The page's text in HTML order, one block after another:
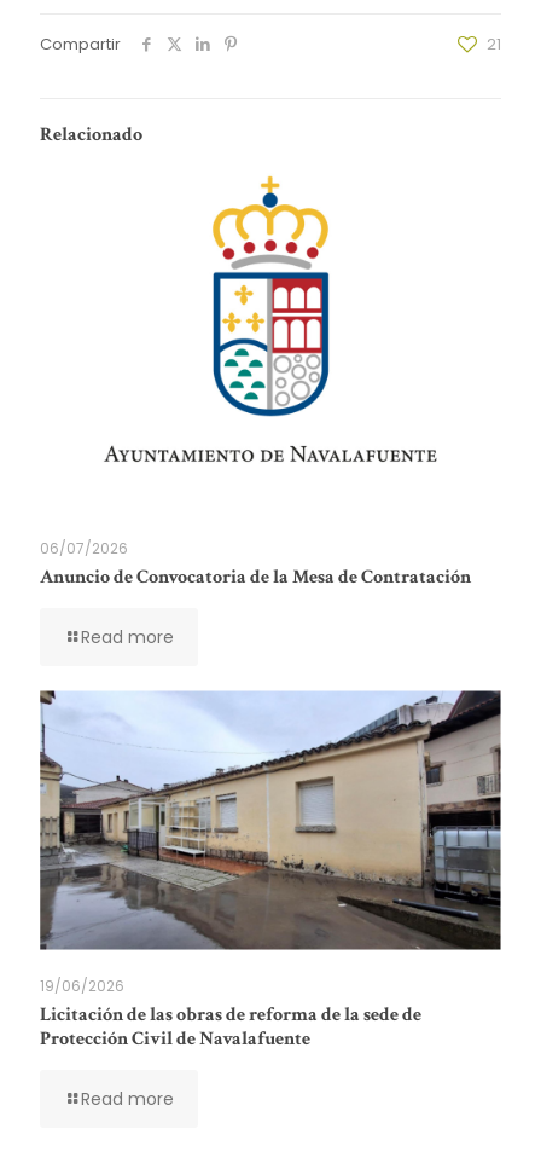
Compartir 21
Relacionado
06/07/2026
Anuncio de Convocatoria de la Mesa de Contratación
Read more
19/06/2026
Licitación de las obras de reforma de la sede de
Protección Civil de Navalafuente
Read more